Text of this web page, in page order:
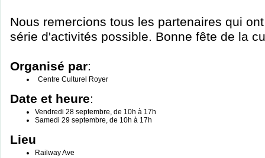
Nous remercions tous les partenaires qui
série d'activités possible. Bonne fête de la
Organisé par:
Centre Culturel Royer
Date et heure:
Vendredi 28 septembre, de 10h à 17h
Samedi 29 septembre, de 10h à 17h
Lieu
Railway Ave